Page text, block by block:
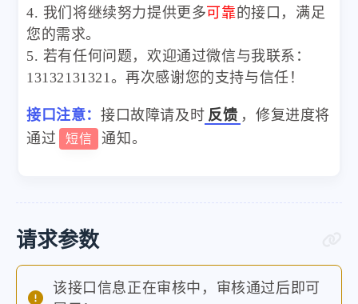
4. 我们将继续努力提供更多可靠的接口，满足
您的需求。
5. 若有任何问题，欢迎通过微信与我联系：
13132131321。再次感谢您的支持与信任！
接口注意： 接口故障请及时 反馈 ，修复进度将
通过
短信 通知。
请求参数
该接口信息正在审核中，审核通过后即可